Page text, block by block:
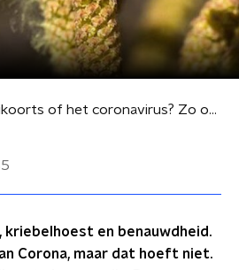
Heb ik hooikoorts of het coronavirus? Zo ontdek je het verschil
kriebelhoest en benauwdheid.
Corona, maar dat hoeft niet.